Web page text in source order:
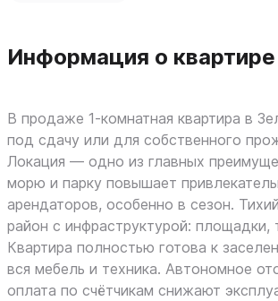
Информация о квартире
В продаже 1‑комнатная квартира в
под сдачу или для собственного
Локация — одно из главных
морю и парку повышает
арендаторов, особенно в сезон.
район с инфраструктурой: площадки,
Квартира полностью готова к
вся мебель и техника. Автономное
оплата по счётчикам снижают